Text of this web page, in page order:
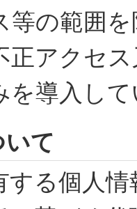
等の範囲
正アクセ
を導入し
て
する個人